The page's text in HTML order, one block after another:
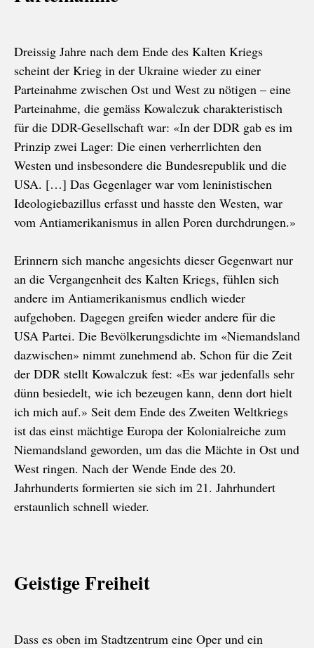
Dreissig Jahre nach dem Ende des Kalten Kriegs
scheint der Krieg in der Ukraine wieder zu einer
Parteinahme zwischen Ost und West zu nötigen – eine
Parteinahme, die gemäss Kowalczuk charakteristisch
für die DDR-Gesellschaft war: «In der DDR gab es im
Prinzip zwei Lager: Die einen verherrlichten den
Westen und insbesondere die Bundesrepublik und die
USA. […] Das Gegenlager war vom leninistischen
Ideologiebazillus erfasst und hasste den Westen, war
vom Antiamerikanismus in allen Poren durchdrungen.»
Erinnern sich manche angesichts dieser Gegenwart nur
an die Vergangenheit des Kalten Kriegs, fühlen sich
andere im Antiamerikanismus endlich wieder
aufgehoben. Dagegen greifen wieder andere für die
USA Partei. Die Bevölkerungsdichte im «Niemandsland
dazwischen» nimmt zunehmend ab. Schon für die Zeit
der DDR stellt Kowalczuk fest: «Es war jedenfalls sehr
dünn besiedelt, wie ich bezeugen kann, denn dort hielt
ich mich auf.» Seit dem Ende des Zweiten Weltkriegs
ist das einst mächtige Europa der Kolonialreiche zum
Niemandsland geworden, um das die Mächte in Ost und
West ringen. Nach der Wende Ende des 20.
Jahrhunderts formierten sie sich im 21. Jahrhundert
erstaunlich schnell wieder.
Geistige Freiheit
Dass es oben im Stadtzentrum eine Oper und ein